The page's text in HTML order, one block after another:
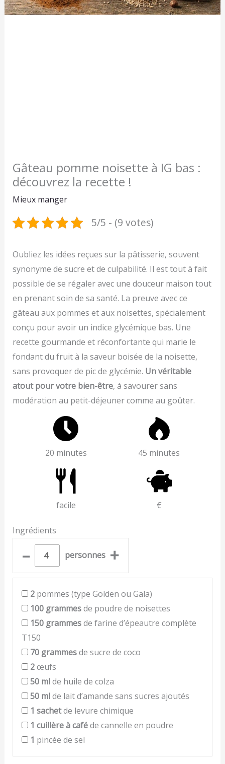
Gâteau pomme noisette à IG bas :
découvrez la recette !
Mieux manger
5/5 - (9 votes)
Oubliez les idées reçues sur la pâtisserie, souvent
synonyme de sucre et de culpabilité. Il est tout à fait
possible de se régaler avec une douceur maison tout
en prenant soin de sa santé. La preuve avec ce
gâteau aux pommes et aux noisettes, spécialement
conçu pour avoir un indice glycémique bas. Une
recette gourmande et réconfortante qui marie le
fondant du fruit à la saveur boisée de la noisette,
sans provoquer de pic de glycémie. Un véritable
atout pour votre bien-être, à savourer sans
modération au petit-déjeuner comme au goûter.
20 minutes 45 minutes
facile €
Ingrédients
– personnes +
2pommes (type Golden ou Gala)
100 grammesde poudre de noisettes
150 grammesde farine d’épeautre complète
T150
70 grammesde sucre de coco
2œufs
50 mlde huile de colza
50 mlde lait d’amande sans sucres ajoutés
1 sachetde levure chimique
1 cuillère à caféde cannelle en poudre
1 pincée de sel